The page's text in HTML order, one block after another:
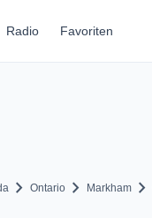
Radio Favoriten
chevron_right Ontario chevron_right Markham chevron_right